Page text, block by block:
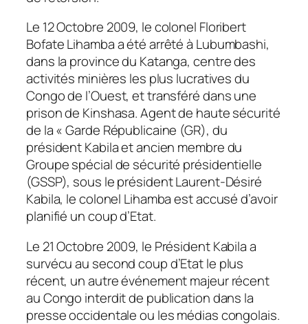
Le 12 Octobre 2009, le colonel Floribert
Bofate Lihamba a été arrêté à Lubumbashi,
dans la province du Katanga, centre des
activités minières les plus lucratives du
Congo de l’Ouest, et transféré dans une
prison de Kinshasa. Agent de haute sécurité
de la « Garde Républicaine (GR), du
président Kabila et ancien membre du
Groupe spécial de sécurité présidentielle
(GSSP), sous le président Laurent-Désiré
Kabila, le colonel Lihamba est accusé d’avoir
planifié un coup d’Etat.
Le 21 Octobre 2009, le Président Kabila a
survécu au second coup d’Etat le plus
récent, un autre événement majeur récent
au Congo interdit de publication dans la
presse occidentale ou les médias congolais.